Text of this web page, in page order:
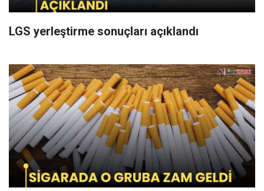
LGS yerleştirme sonuçları açıklandı